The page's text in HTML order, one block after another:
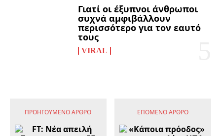
Γιατί οι έξυπνοι άνθρωποι
συχνά αμφιβάλλουν
περισσότερο για τον εαυτό
τους
VIRAL
ΠΡΟΗΓΟΎΜΕΝΟ ΆΡΘΡΟ ΕΠΌΜΕΝΟ ΆΡΘΡΟ